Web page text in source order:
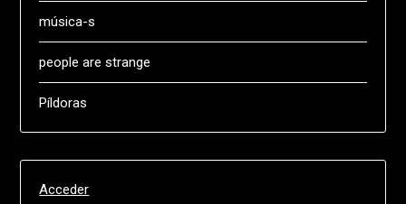
música-s
people are strange
Píldoras
Acceder